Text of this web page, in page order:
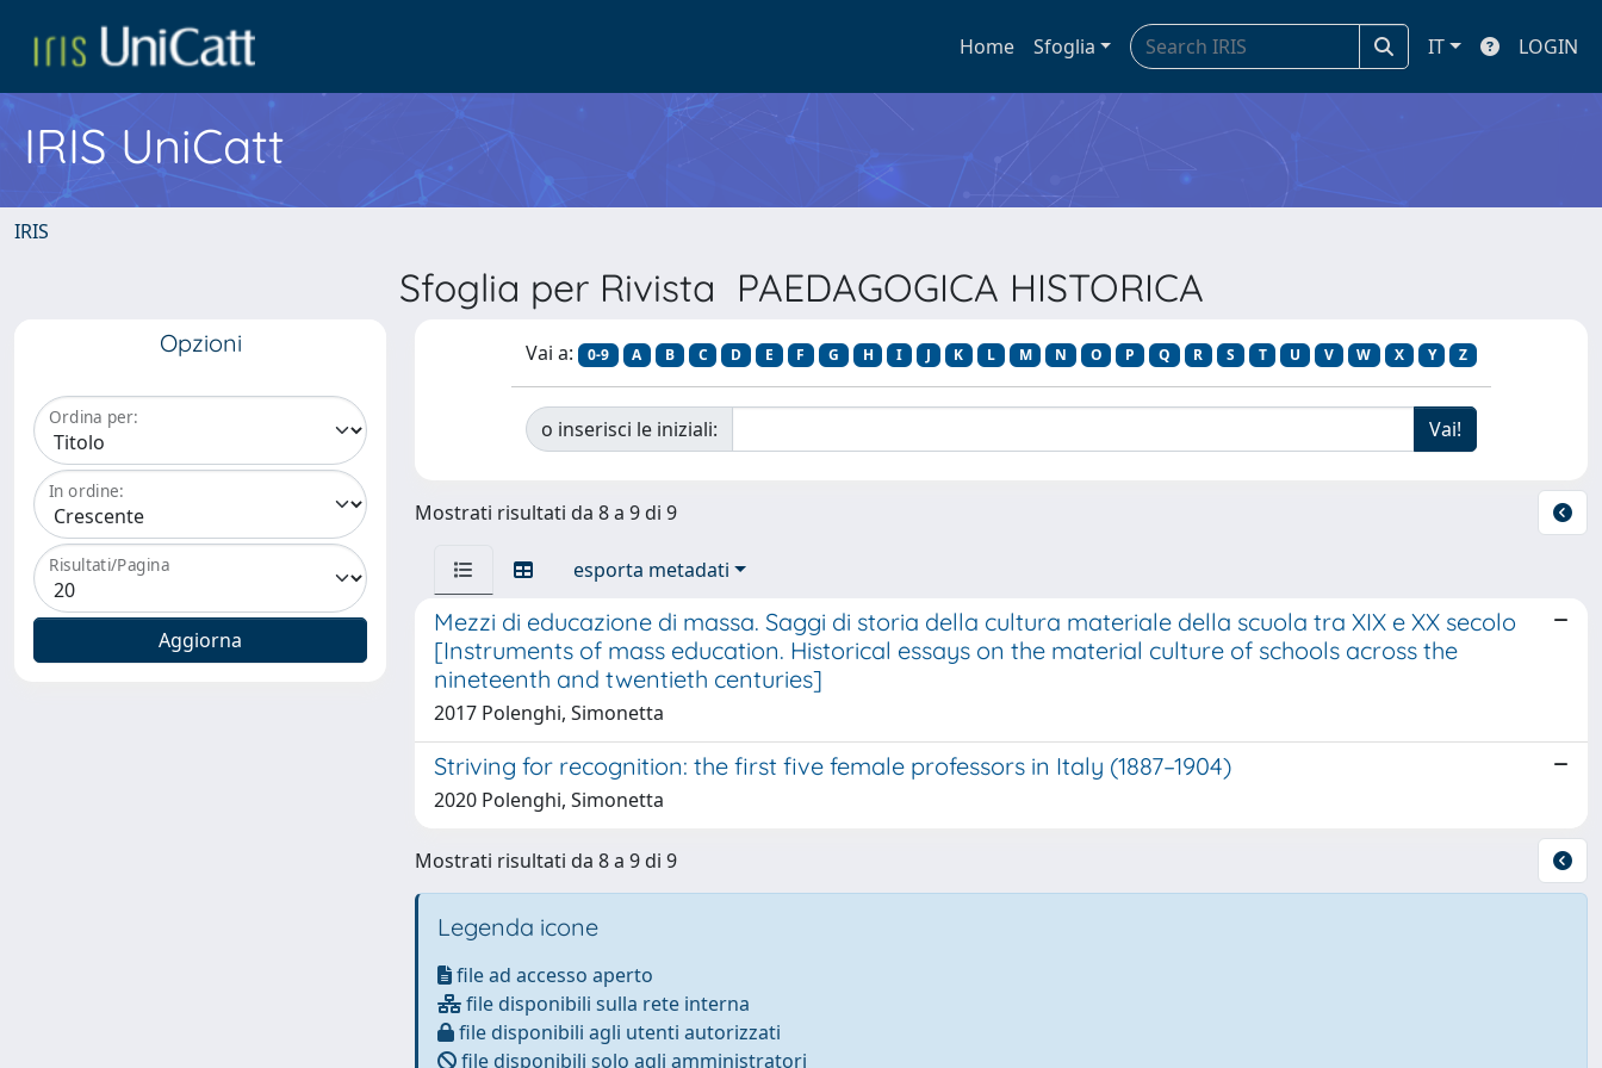
Home Sfoglia IT LOGIN
IRIS UniCatt
IRIS
Sfoglia per Rivista PAEDAGOGICA HISTORICA
Opzioni
Ordina per:
In ordine:
Risultati/Pagina
Vai a: 0-9 A B C D E F G H I J K L M N O P Q R S T U V W X Y Z
o inserisci le iniziali:
Mostrati risultati da 8 a 9 di 9
esporta metadati
Mezzi di educazione di massa. Saggi di storia della cultura materiale della scuola tra XIX e XX secolo
[Instruments of mass education. Historical essays on the material culture of schools across the
nineteenth and twentieth centuries]
2017 Polenghi, Simonetta
Striving for recognition: the first five female professors in Italy (1887–1904)
2020 Polenghi, Simonetta
Mostrati risultati da 8 a 9 di 9
Legenda icone
file ad accesso aperto
file disponibili sulla rete interna
file disponibili agli utenti autorizzati
file disponibili solo agli amministratori